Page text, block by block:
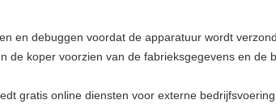
en debuggen voordat de apparatuur wordt
de koper voorzien van de fabrieksgegevens en de
gratis online diensten voor externe bedrijfsvoering